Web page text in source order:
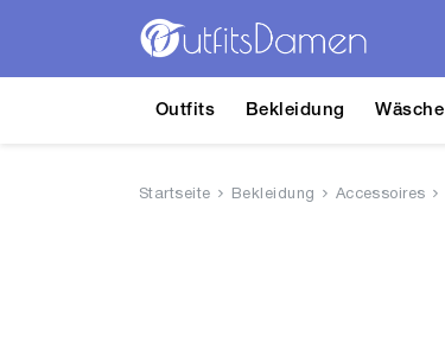
Outfits Bekleidung Wäsche
Startseite Bekleidung Accessoires